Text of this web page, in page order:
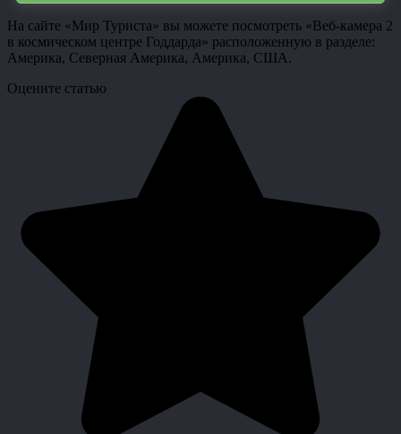
На сайте «Мир Туриста» вы можете посмотреть «Веб-камера 2
в космическом центре Годдарда» расположенную в разделе:
Америка, Северная Америка, Америка, США.
Оцените статью